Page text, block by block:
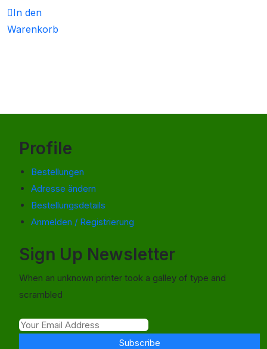
In den
Warenkorb
Profile
Bestellungen
Adresse ändern
Bestellungsdetails
Anmelden / Registrierung
Sign Up Newsletter
When an unknown printer took a galley of type and
scrambled
Subscribe